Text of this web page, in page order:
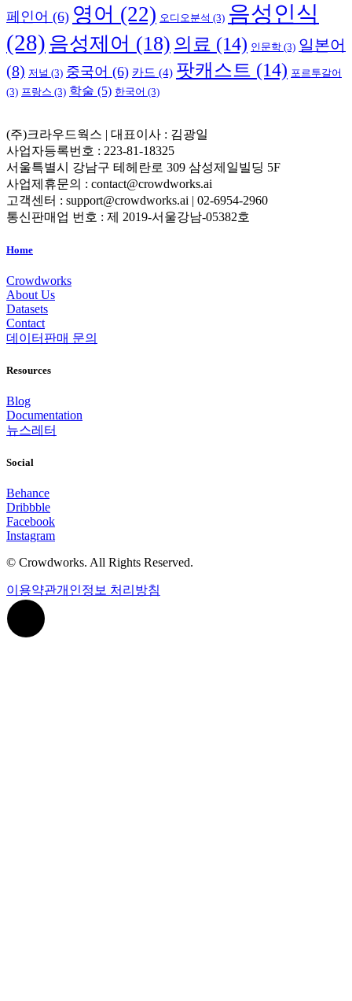
페인어 (6) 영어 (22) 오디오분석 (3) 음성인식
(28) 음성제어 (18) 의료 (14) 인문학 (3) 일본어
(8) 저널 (3) 중국어 (6) 카드 (4) 팟캐스트 (14) 포르투갈어
(3) 프랑스 (3) 학술 (5) 한국어 (3)
(주)크라우드웍스 | 대표이사 : 김광일
사업자등록번호 : 223-81-18325
서울특별시 강남구 테헤란로 309 삼성제일빌딩 5F
사업제휴문의 : contact@crowdworks.ai
고객센터 : support@crowdworks.ai | 02-6954-2960
통신판매업 번호 : 제 2019-서울강남-05382호
Home
Crowdworks
About Us
Datasets
Contact
데이터판매 문의
Resources
Blog
Documentation
뉴스레터
Social
Behance
Dribbble
Facebook
Instagram
© Crowdworks. All Rights Reserved.
이용약관개인정보 처리방침